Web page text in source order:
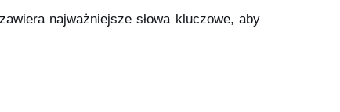
najważniejsze słowa kluczowe, aby